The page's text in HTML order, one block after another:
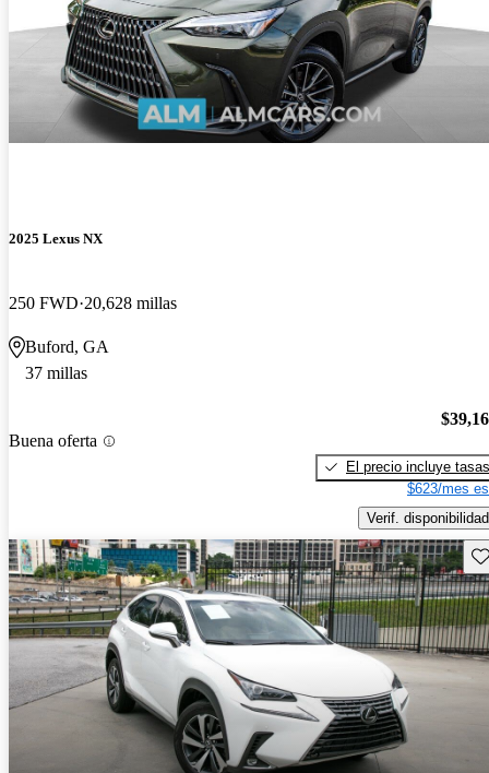
2025 Lexus NX
250 FWD 20,628 millas
Buford, GA
37 millas
Buena oferta
El precio incluye tasas
$623/mes
Verif. disponibilidad